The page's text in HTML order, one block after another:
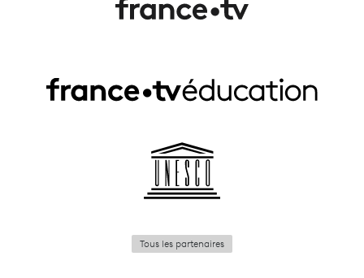
Tous les partenaires